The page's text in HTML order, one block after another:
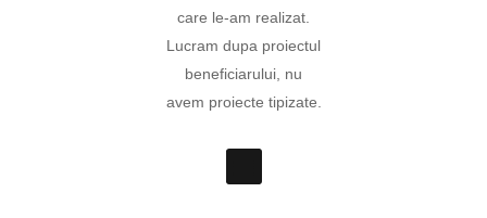
care le-am realizat.
Lucram dupa proiectul
beneficiarului, nu
avem proiecte tipizate.